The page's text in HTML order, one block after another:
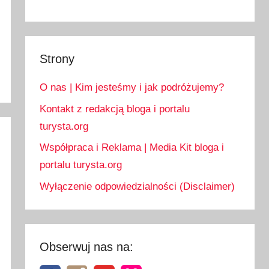
Strony
O nas | Kim jesteśmy i jak podróżujemy?
Kontakt z redakcją bloga i portalu
turysta.org
Współpraca i Reklama | Media Kit bloga i
portalu turysta.org
Wyłączenie odpowiedzialności (Disclaimer)
Obserwuj nas na: